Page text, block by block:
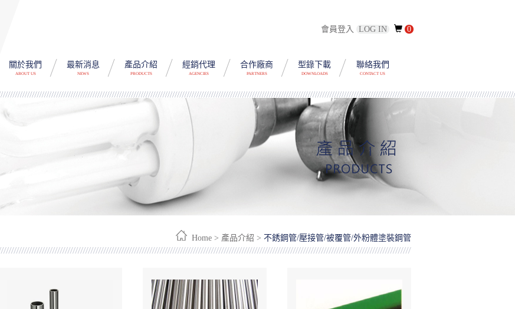
會員登入 LOG IN 0
關於我們
ABOUT US
最新消息
NEWS
產品介紹
PRODUCTS
經銷代理
AGENCIES
合作廠商
PARTNERS
型錄下載
DOWNLOADS
聯絡我們
CONTACT US
Home > 產品介紹 > 不銹鋼管/壓接管/被覆管/外粉體塗裝鋼管